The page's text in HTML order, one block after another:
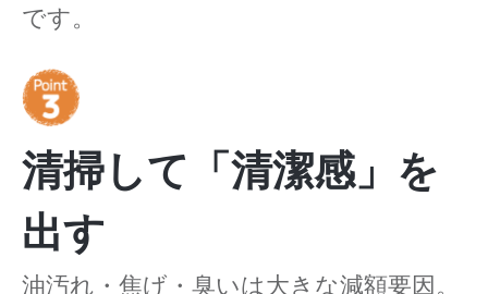
です。
清掃して「清潔感」を
出す
油汚れ・焦げ・臭いは大きな減額要因。